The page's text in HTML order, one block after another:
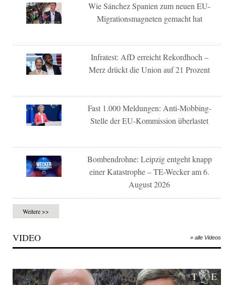
Wie Sánchez Spanien zum neuen EU-
Migrationsmagneten gemacht hat
Infratest: AfD erreicht Rekordhoch –
Merz drückt die Union auf 21 Prozent
Fast 1.000 Meldungen: Anti-Mobbing-
Stelle der EU-Kommission überlastet
Bombendrohne: Leipzig entgeht knapp
einer Katastrophe – TE-Wecker am 6.
August 2026
Weitere >>
VIDEO » alle Videos